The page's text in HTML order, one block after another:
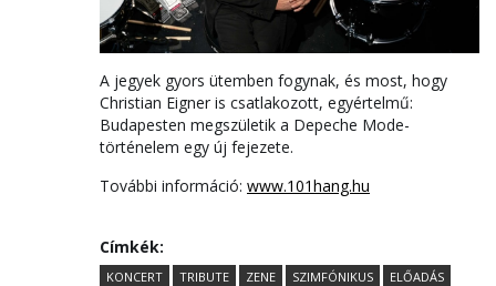
A jegyek gyors ütemben fogynak, és most, hogy
Christian Eigner is csatlakozott, egyértelmű:
Budapesten megszületik a Depeche Mode-
történelem egy új fejezete.
További információ: www.101hang.hu
Címkék:
KONCERT TRIBUTE ZENE SZIMFÓNIKUS
ELŐADÁS